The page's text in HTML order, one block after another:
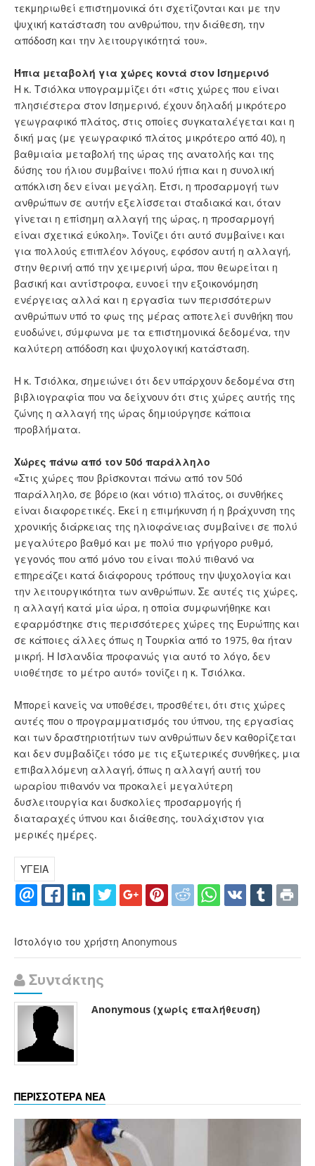
τεκμηριωθεί επιστημονικά ότι σχετίζονται και με την
ψυχική κατάσταση του ανθρώπου, την διάθεση, την
απόδοση και την λειτουργικότητά του».
Ήπια μεταβολή για χώρες κοντά στον Ισημερινό
Η κ. Τσιόλκα υπογραμμίζει ότι «στις χώρες που είναι
πλησιέστερα στον Ισημερινό, έχουν δηλαδή μικρότερο
γεωγραφικό πλάτος, στις οποίες συγκαταλέγεται και η
δική μας (με γεωγραφικό πλάτος μικρότερο από 40), η
βαθμιαία μεταβολή της ώρας της ανατολής και της
δύσης του ήλιου συμβαίνει πολύ ήπια και η συνολική
απόκλιση δεν είναι μεγάλη. Έτσι, η προσαρμογή των
ανθρώπων σε αυτήν εξελίσσεται σταδιακά και, όταν
γίνεται η επίσημη αλλαγή της ώρας, η προσαρμογή
είναι σχετικά εύκολη». Τονίζει ότι αυτό συμβαίνει και
για πολλούς επιπλέον λόγους, εφόσον αυτή η αλλαγή,
στην θερινή από την χειμερινή ώρα, που θεωρείται η
βασική και αντίστροφα, ευνοεί την εξοικονόμηση
ενέργειας αλλά και η εργασία των περισσότερων
ανθρώπων υπό το φως της μέρας αποτελεί συνθήκη που
ευοδώνει, σύμφωνα με τα επιστημονικά δεδομένα, την
καλύτερη απόδοση και ψυχολογική κατάσταση.
Η κ. Τσιόλκα, σημειώνει ότι δεν υπάρχουν δεδομένα στη
βιβλιογραφία που να δείχνουν ότι στις χώρες αυτής της
ζώνης η αλλαγή της ώρας δημιούργησε κάποια
προβλήματα.
Χώρες πάνω από τον 50ό παράλληλο
«Στις χώρες που βρίσκονται πάνω από τον 50ό
παράλληλο, σε βόρειο (και νότιο) πλάτος, οι συνθήκες
είναι διαφορετικές. Εκεί η επιμήκυνση ή η βράχυνση της
χρονικής διάρκειας της ηλιοφάνειας συμβαίνει σε πολύ
μεγαλύτερο βαθμό και με πολύ πιο γρήγορο ρυθμό,
γεγονός που από μόνο του είναι πολύ πιθανό να
επηρεάζει κατά διάφορους τρόπους την ψυχολογία και
την λειτουργικότητα των ανθρώπων. Σε αυτές τις χώρες,
η αλλαγή κατά μία ώρα, η οποία συμφωνήθηκε και
εφαρμόστηκε στις περισσότερες χώρες της Ευρώπης και
σε κάποιες άλλες όπως η Τουρκία από το 1975, θα ήταν
μικρή. Η Ισλανδία προφανώς για αυτό το λόγο, δεν
υιοθέτησε το μέτρο αυτό» τονίζει η κ. Τσιόλκα.
Μπορεί κανείς να υποθέσει, προσθέτει, ότι στις χώρες
αυτές που ο προγραμματισμός του ύπνου, της εργασίας
και των δραστηριοτήτων των ανθρώπων δεν καθορίζεται
και δεν συμβαδίζει τόσο με τις εξωτερικές συνθήκες, μια
επιβαλλόμενη αλλαγή, όπως η αλλαγή αυτή του
ωραρίου πιθανόν να προκαλεί μεγαλύτερη
δυσλειτουργία και δυσκολίες προσαρμογής ή
διαταραχές ύπνου και διάθεσης, τουλάχιστον για
μερικές ημέρες.
ΥΓΕΙΑ
Ιστολόγιο του χρήστη Anonymous
Συντάκτης
Anonymous (χωρίς επαλήθευση)
ΠΕΡΙΣΣΟΤΕΡΑ ΝΕΑ